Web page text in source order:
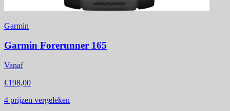
Garmin
Garmin Forerunner 165
Vanaf
€198,00
4 prijzen vergeleken